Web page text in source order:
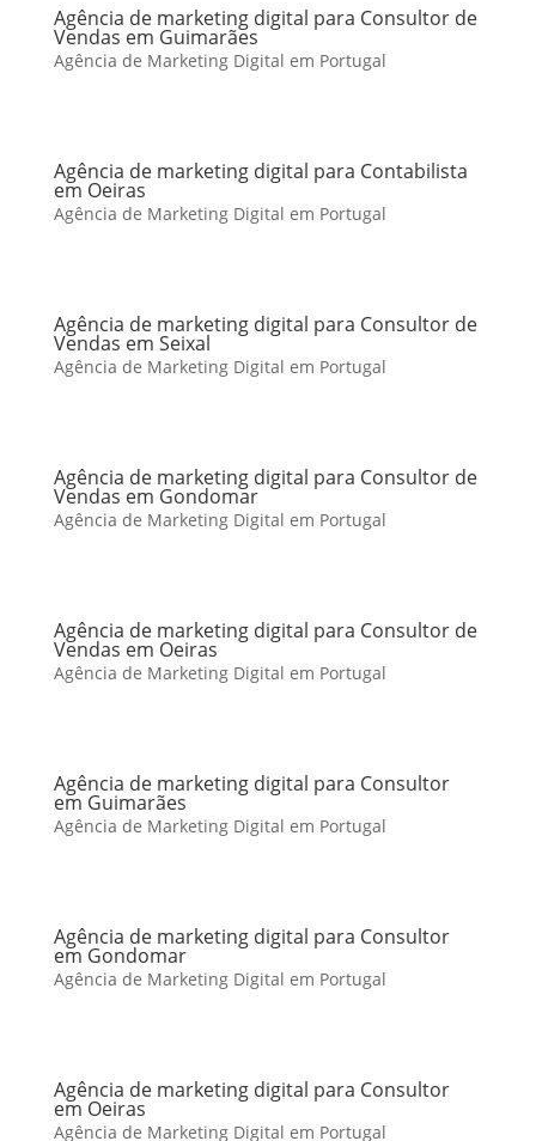
Agência de marketing digital para Consultor de
Vendas em Guimarães
Agência de Marketing Digital em Portugal
Agência de marketing digital para Contabilista
em Oeiras
Agência de Marketing Digital em Portugal
Agência de marketing digital para Consultor de
Vendas em Seixal
Agência de Marketing Digital em Portugal
Agência de marketing digital para Consultor de
Vendas em Gondomar
Agência de Marketing Digital em Portugal
Agência de marketing digital para Consultor de
Vendas em Oeiras
Agência de Marketing Digital em Portugal
Agência de marketing digital para Consultor
em Guimarães
Agência de Marketing Digital em Portugal
Agência de marketing digital para Consultor
em Gondomar
Agência de Marketing Digital em Portugal
Agência de marketing digital para Consultor
em Oeiras
Agência de Marketing Digital em Portugal